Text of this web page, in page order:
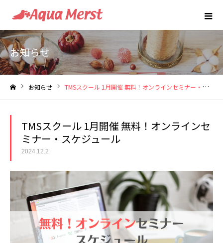
お知らせ
お知らせ TMSスクール 1月開催 無料！オンラインセミナー・スケジュール
TMSスクール 1月開催 無料！オンラインセ
ミナー・スケジュール
2024.12.2